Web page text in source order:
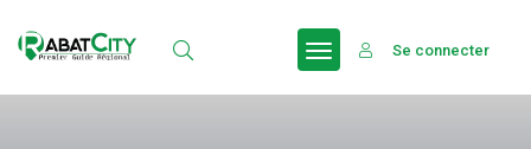
Se connecter